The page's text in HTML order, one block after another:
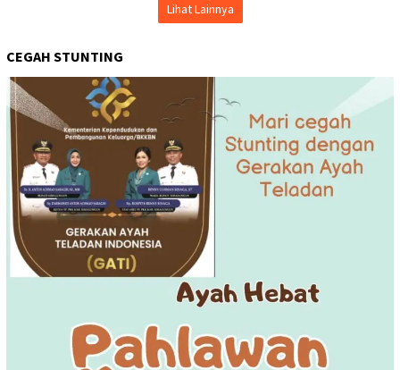
Lihat Lainnya
CEGAH STUNTING